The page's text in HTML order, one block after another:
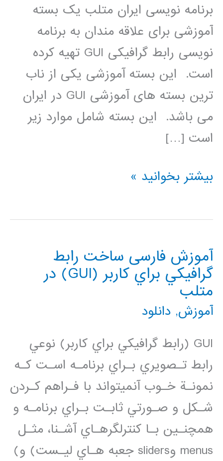
برنامه نویسی ایران متلب یک بسته
آموزشی برای علاقه مندان به برنامه
نویسی رابط گرافیکی GUI تهیه کرده
است. این بسته آموزشی یکی از ناب
ترین بسته های آموزشی GUI در ایران
می باشد. اين بسته شامل موارد زير
است […]
بسته
کامل
نویسی
GUI
در
بیشتر بخوانید »
آموزش فارسی ساخت رابط
گرافيكي براي كاربر (GUI) در
متلب
آموزش, دانلود
GUI (رابط گرافيكي براي كاربر) نوعي
رابط تـصويري بـراي برنامـه اسـت كـه
نمونـة خـوب آنميتواند با فـراهم كـردن
شـكل و صـورتي ثابـت بـراي برنامـه و
همچنـين بـا كنترلگرهـاي آشـنا، مثـل
menus وsliders جعبه هـاي ليـست) و)